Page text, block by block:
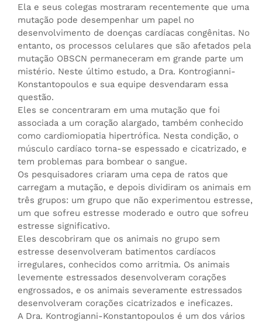
Ela e seus colegas mostraram recentemente que uma
mutação pode desempenhar um papel no
desenvolvimento de doenças cardíacas congênitas. No
entanto, os processos celulares que são afetados pela
mutação OBSCN permaneceram em grande parte um
mistério. Neste último estudo, a Dra. Kontrogianni-
Konstantopoulos e sua equipe desvendaram essa
questão.
Eles se concentraram em uma mutação que foi
associada a um coração alargado, também conhecido
como cardiomiopatia hipertrófica. Nesta condição, o
músculo cardíaco torna-se espessado e cicatrizado, e
tem problemas para bombear o sangue.
Os pesquisadores criaram uma cepa de ratos que
carregam a mutação, e depois dividiram os animais em
três grupos: um grupo que não experimentou estresse,
um que sofreu estresse moderado e outro que sofreu
estresse significativo.
Eles descobriram que os animais no grupo sem
estresse desenvolveram batimentos cardíacos
irregulares, conhecidos como arritmia. Os animais
levemente estressados desenvolveram corações
engrossados, e os animais severamente estressados
desenvolveram corações cicatrizados e ineficazes.
A Dra. Kontrogianni-Konstantopoulos é um dos vários